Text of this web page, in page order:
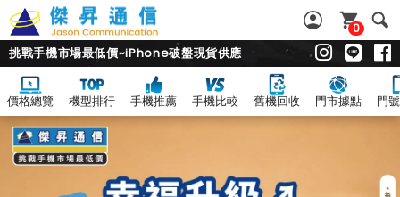
0
挑戰手機市場最低價~iPhone破盤現貨供應
價格總覽 機型排行 手機推薦 手機比較 舊機回收 門市據點 門